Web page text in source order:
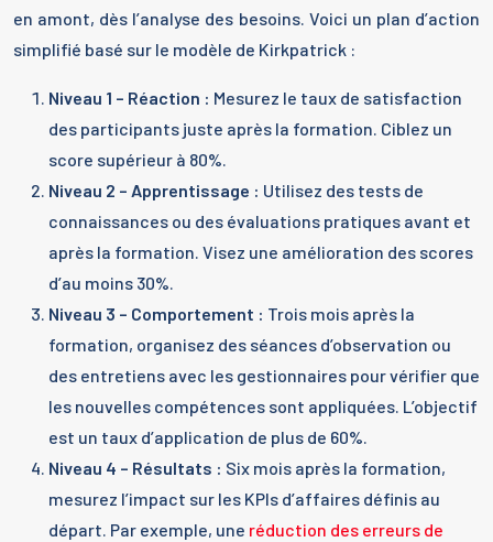
en amont, dès l’analyse des besoins. Voici un plan d’action
simplifié basé sur le modèle de Kirkpatrick :
Niveau 1 – Réaction : Mesurez le taux de satisfaction
des participants juste après la formation. Ciblez un
score supérieur à 80%.
Niveau 2 – Apprentissage : Utilisez des tests de
connaissances ou des évaluations pratiques avant et
après la formation. Visez une amélioration des scores
d’au moins 30%.
Niveau 3 – Comportement : Trois mois après la
formation, organisez des séances d’observation ou
des entretiens avec les gestionnaires pour vérifier que
les nouvelles compétences sont appliquées. L’objectif
est un taux d’application de plus de 60%.
Niveau 4 – Résultats : Six mois après la formation,
mesurez l’impact sur les KPIs d’affaires définis au
départ. Par exemple, une réduction des erreurs de